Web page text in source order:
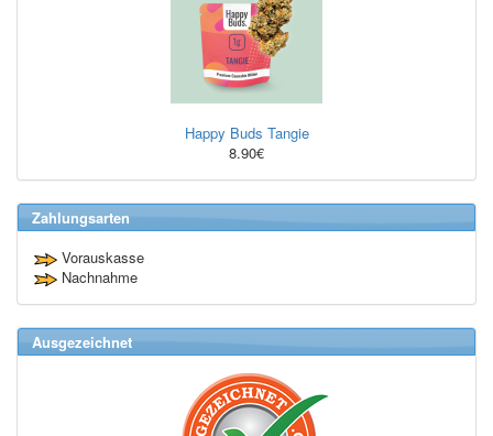
Happy Buds Tangie
8.90€
Zahlungsarten
Vorauskasse
Nachnahme
Ausgezeichnet